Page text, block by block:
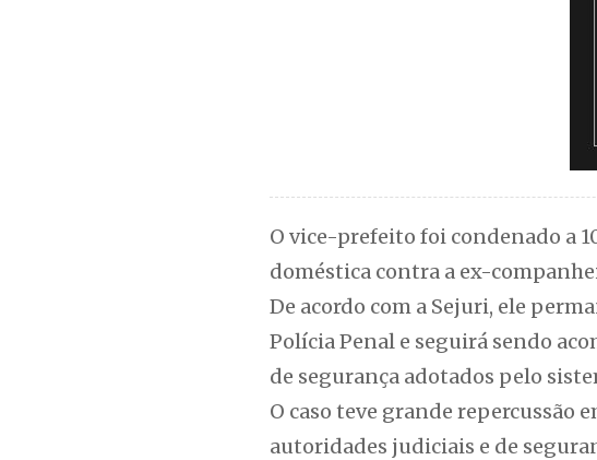
O vice-prefeito foi condenado a
doméstica contra a ex-
De acordo com a Sejuri, ele
Polícia Penal e seguirá sendo
de segurança adotados pelo
O caso teve grande repercussão
autoridades judiciais e de